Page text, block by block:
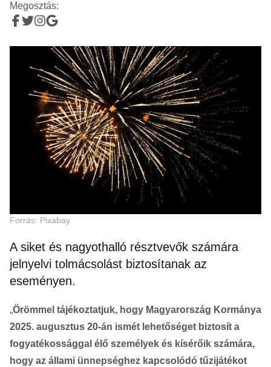
Megosztás:
Forrás: Pixabay
A siket és nagyothalló résztvevők számára
jelnyelvi tolmácsolást biztosítanak az
eseményen.
„Örömmel tájékoztatjuk, hogy Magyarország Kormánya
2025. augusztus 20-án ismét lehetőséget biztosít a
fogyatékossággal élő személyek és kísérőik számára,
hogy az állami ünnepséghez kapcsolódó tűzijátékot